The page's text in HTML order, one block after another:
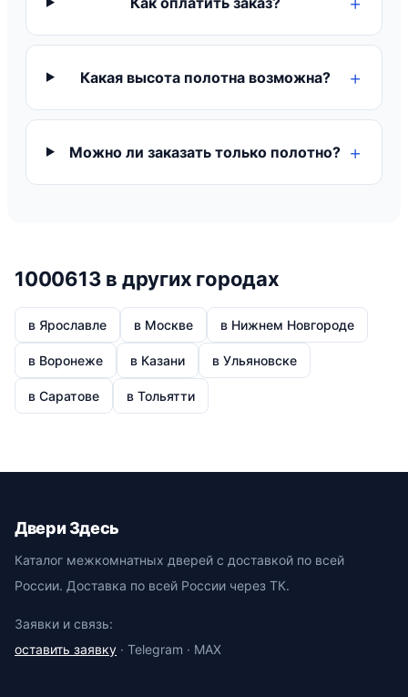
Какая высота полотна возможна?
Можно ли заказать только полотно?
1000613 в других городах
в Ярославле в Москве в Нижнем Новгороде
в Воронеже в Казани в Ульяновске
в Саратове в Тольятти
Двери Здесь
Каталог межкомнатных дверей с доставкой по всей
России. Доставка по всей России через ТК.
Заявки и связь:
оставить заявку · Telegram · MAX